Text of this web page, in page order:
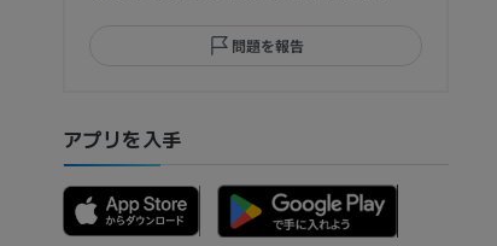
問題を報告
アプリを入手